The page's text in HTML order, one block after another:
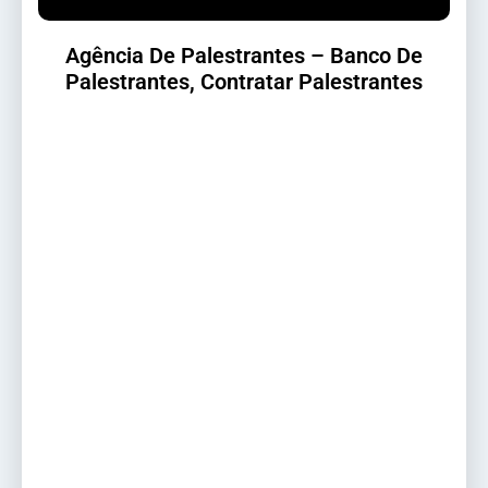
Agência De Palestrantes – Banco De
Palestrantes, Contratar Palestrantes